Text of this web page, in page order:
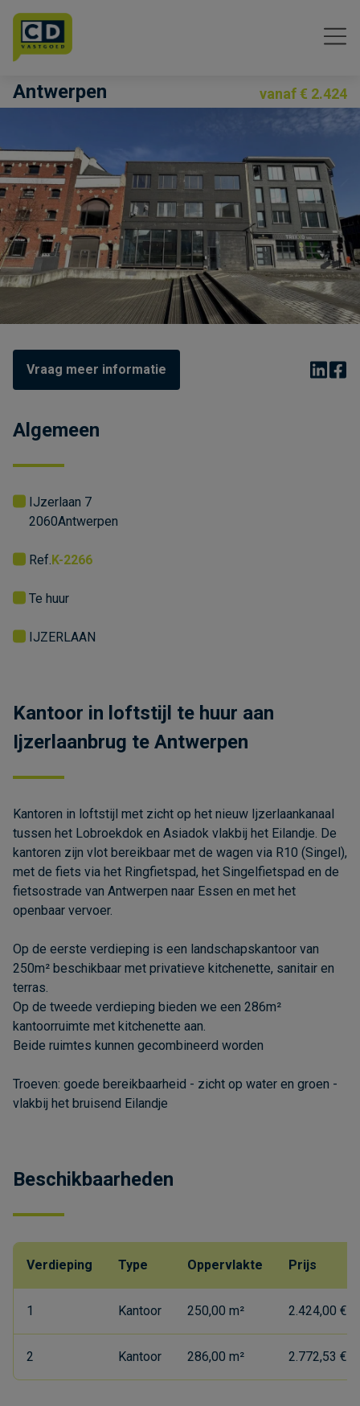
Menu overslaan en naar de inhoud gaan
Antwerpen vanaf € 2.424
Previous
Vraag meer informatie
Algemeen
Antwerpen
2060
IJzerlaan 7
Ref. K-2266
Te huur
IJZERLAAN
Kantoor in loftstijl te huur aan
Ijzerlaanbrug te Antwerpen
Kantoren in loftstijl met zicht op het nieuw Ijzerlaankanaal
tussen het Lobroekdok en Asiadok vlakbij het Eilandje. De
kantoren zijn vlot bereikbaar met de wagen via R10 (Singel),
met de fiets via het Ringfietspad, het Singelfietspad en de
fietsostrade van Antwerpen naar Essen en met het
openbaar vervoer.
Op de eerste verdieping is een landschapskantoor van
250m² beschikbaar met privatieve kitchenette, sanitair en
terras.
Op de tweede verdieping bieden we een 286m²
kantoorruimte met kitchenette aan.
Beide ruimtes kunnen gecombineerd worden
Troeven: goede bereikbaarheid - zicht op water en groen -
vlakbij het bruisend Eilandje
Beschikbaarheden
Verdieping Type Oppervlakte Prijs
1 Kantoor 250,00 m² 2.424,00 €/
2 Kantoor 286,00 m² 2.772,53 €/